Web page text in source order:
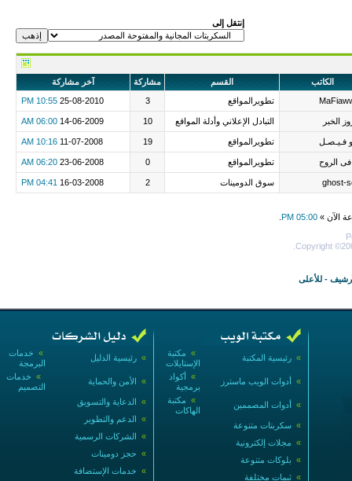
إنتقل إلى
الكاتب القسم مشاركة
آخر مشاركة
تطويرالمواقع 3
25-08-2010
10:55 PM
الخبر التبادل الإعلاني وأدلة المواقع 10
14-06-2009
06:00 AM
فـيـصـل تطويرالمواقع 19
11-07-2008
10:16 AM
الروح تطويرالمواقع 0
23-06-2008
06:20 AM
ghost- سوق الدومينات 2
16-03-2008
04:41 PM
الآن » 05:00 PM
Copyright
- للأعلى
» خدمات
البرمجة
» رئيسية الدليل
» خدمات
التصميم
» الأمن والحماية
» الدعاية والتسويق
» الدعم والتطوير
» الشركات الرسمية
» حجز دومينات
» خدمات الإستضافة
» مكتبة
الإستايلات
» رئيسية المكتبة
» أكواد
برمجية
» أدوات الويب ماسترز
» مكتبة
الهاكات
» أدوات المصممين
» سكربتات متنوعة
» مجلات إلكترونية
» بلوكات متنوعة
» ثيمات مختلفة